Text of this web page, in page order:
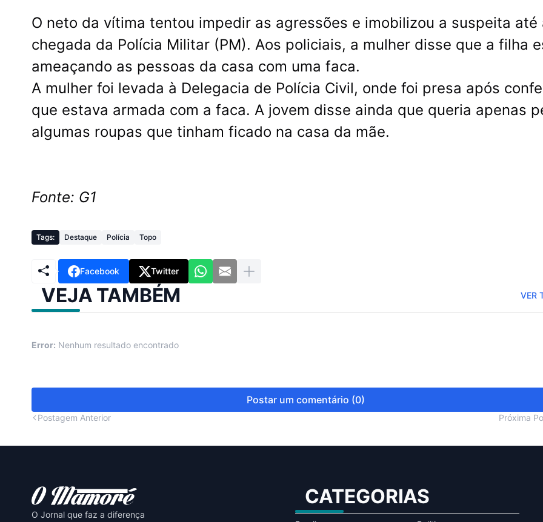
O neto da vítima tentou impedir as agressões e imobilizou a suspeita até
chegada da Polícia Militar (PM). Aos policiais, a mulher disse que a filha
ameaçando as pessoas da casa com uma faca.
A mulher foi levada à Delegacia de Polícia Civil, onde foi presa após
que estava armada com a faca. A jovem disse ainda que queria apenas
algumas roupas que tinham ficado na casa da mãe.
Fonte: G1
Tags: Destaque Polícia Topo
Facebook Twitter
VEJA TAMBÉM VER
Error: Nenhum resultado encontrado
Postar um comentário (0)
Postagem Anterior Próxima
O Jornal que faz a diferença
CATEGORIAS